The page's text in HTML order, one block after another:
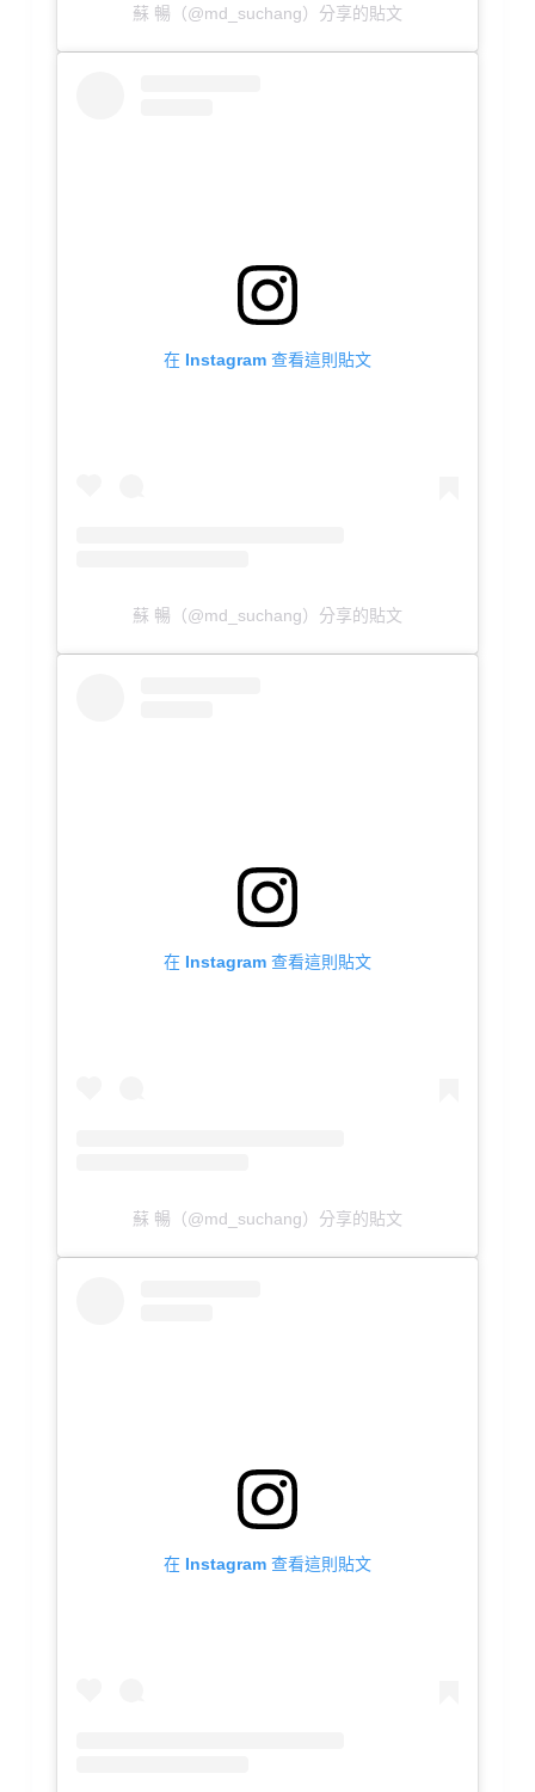
蘇 暢（@md_suchang）分享的貼文
在 Instagram 查看這則貼文
蘇 暢（@md_suchang）分享的貼文
在 Instagram 查看這則貼文
蘇 暢（@md_suchang）分享的貼文
在 Instagram 查看這則貼文